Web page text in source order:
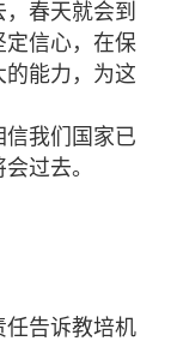
接春天就会到
信心，在保
能力，为这
我们国家已
过去。
任告诉教培机